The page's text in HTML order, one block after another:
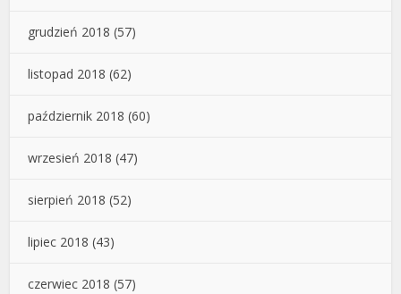
grudzień 2018 (57)
listopad 2018 (62)
październik 2018 (60)
wrzesień 2018 (47)
sierpień 2018 (52)
lipiec 2018 (43)
czerwiec 2018 (57)